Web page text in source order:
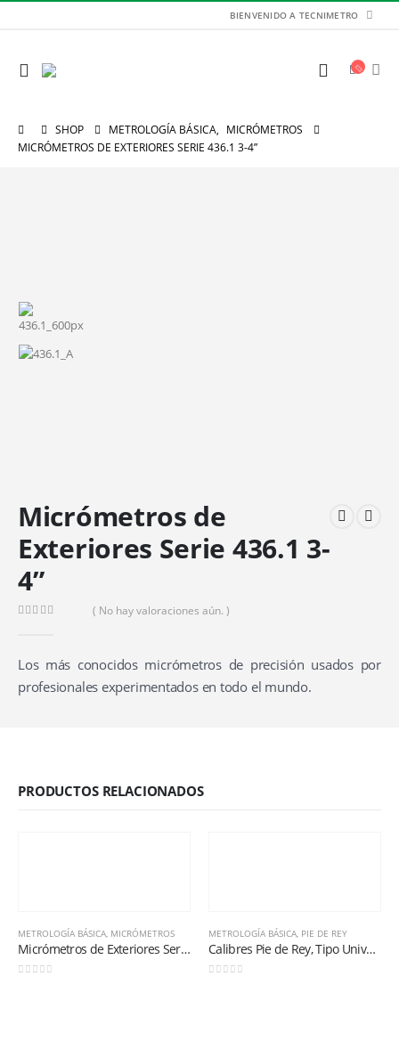
BIENVENIDO A TECNIMETRO
SHOP METROLOGÍA BÁSICA, MICRÓMETROS
MICRÓMETROS DE EXTERIORES SERIE 436.1 3-4”
Micrómetros de
Exteriores Serie 436.1 3-
4”
( No hay valoraciones aún. )
Los más conocidos micrómetros de precisión usados por
profesionales experimentados en todo el mundo.
PRODUCTOS RELACIONADOS
METROLOGÍA BÁSICA, MICRÓMETROS
Micrómetros de Exteriores Serie 436.1 0-1”
METROLOGÍA BÁSICA, PIE DE REY
Calibres Pie de Rey, Tipo Universal Cuadrimensionales Serie 125T con Guías Revestidas de Titanio 200mm/8″